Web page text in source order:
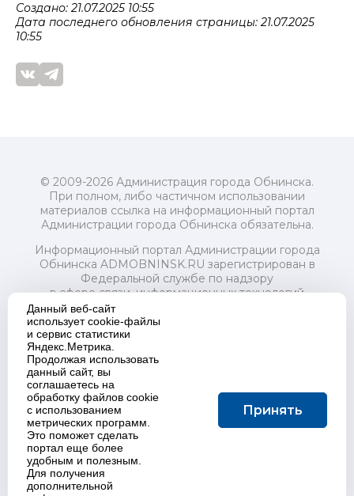
Создано: 21.07.2025 10:55
Дата последнего обновления страницы: 21.07.2025
10:55
© 2009-2026 Администрация города Обнинска.
При полном, либо частичном использовании
материалов ссылка на информационный портал
Администрации города Обнинска обязательна.
Информационный портал Администрации города
Обнинска ADMOBNINSK.RU зарегистрирован в
Федеральной службе по надзору
в сфере связи, информационных технологий
и массовых коммуникаций (Роскомнадзор) 24 июля
2018 года.
Свидетельство о регистрации Эл № ФС77-73321
Учредитель: Администрация (исполнительно-
распорядительный орган) городского округа "Город
Обнинск". Главный редактор: Байкова Е.А.
Адрес электронной почты Редакции:
redactor@admobninsk.ru
Телефон Редакции: +7 (484) 395-85-85
Настоящий ресурс содержит материалы 18+
Политика в отношении обработки персональных
Данный веб-сайт
использует cookie-файлы
и сервис статистики
Яндекс.Метрика.
Продолжая использовать
данный сайт, вы
соглашаетесь на
обработку файлов cookie
с использованием
метрических программ.
Это поможет сделать
портал еще более
удобным и полезным.
Для получения
дополнительной
Принять